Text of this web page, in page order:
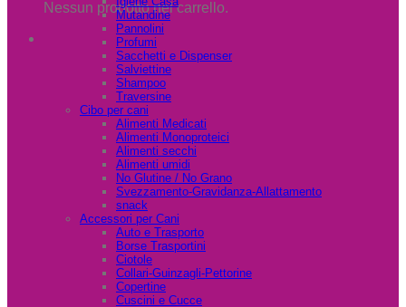
Nessun prodotto nel carrello.
Mutandine
Pannolini
Profumi
Sacchetti e Dispenser
Salviettine
Shampoo
Traversine
Cibo per cani
Alimenti Medicati
Alimenti Monoproteici
Alimenti secchi
Alimenti umidi
No Glutine / No Grano
Svezzamento-Gravidanza-Allattamento
snack
Accessori per Cani
Auto e Trasporto
Borse Trasportini
Ciotole
Collari-Guinzagli-Pettorine
Copertine
Cuscini e Cucce